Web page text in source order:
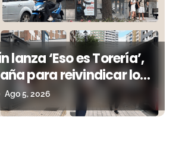
lanza ‘Eso es Torería’,
para reivindicar los
más allá del ruedo
Ago 5, 2026